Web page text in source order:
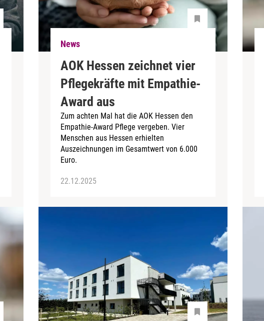
News
AOK Hessen zeichnet vier
Pflegekräfte mit Empathie-
Award aus
Zum achten Mal hat die AOK Hessen den
Empathie-Award Pflege vergeben. Vier
Menschen aus Hessen erhielten
Auszeichnungen im Gesamtwert von 6.000
Euro.
22.12.2025